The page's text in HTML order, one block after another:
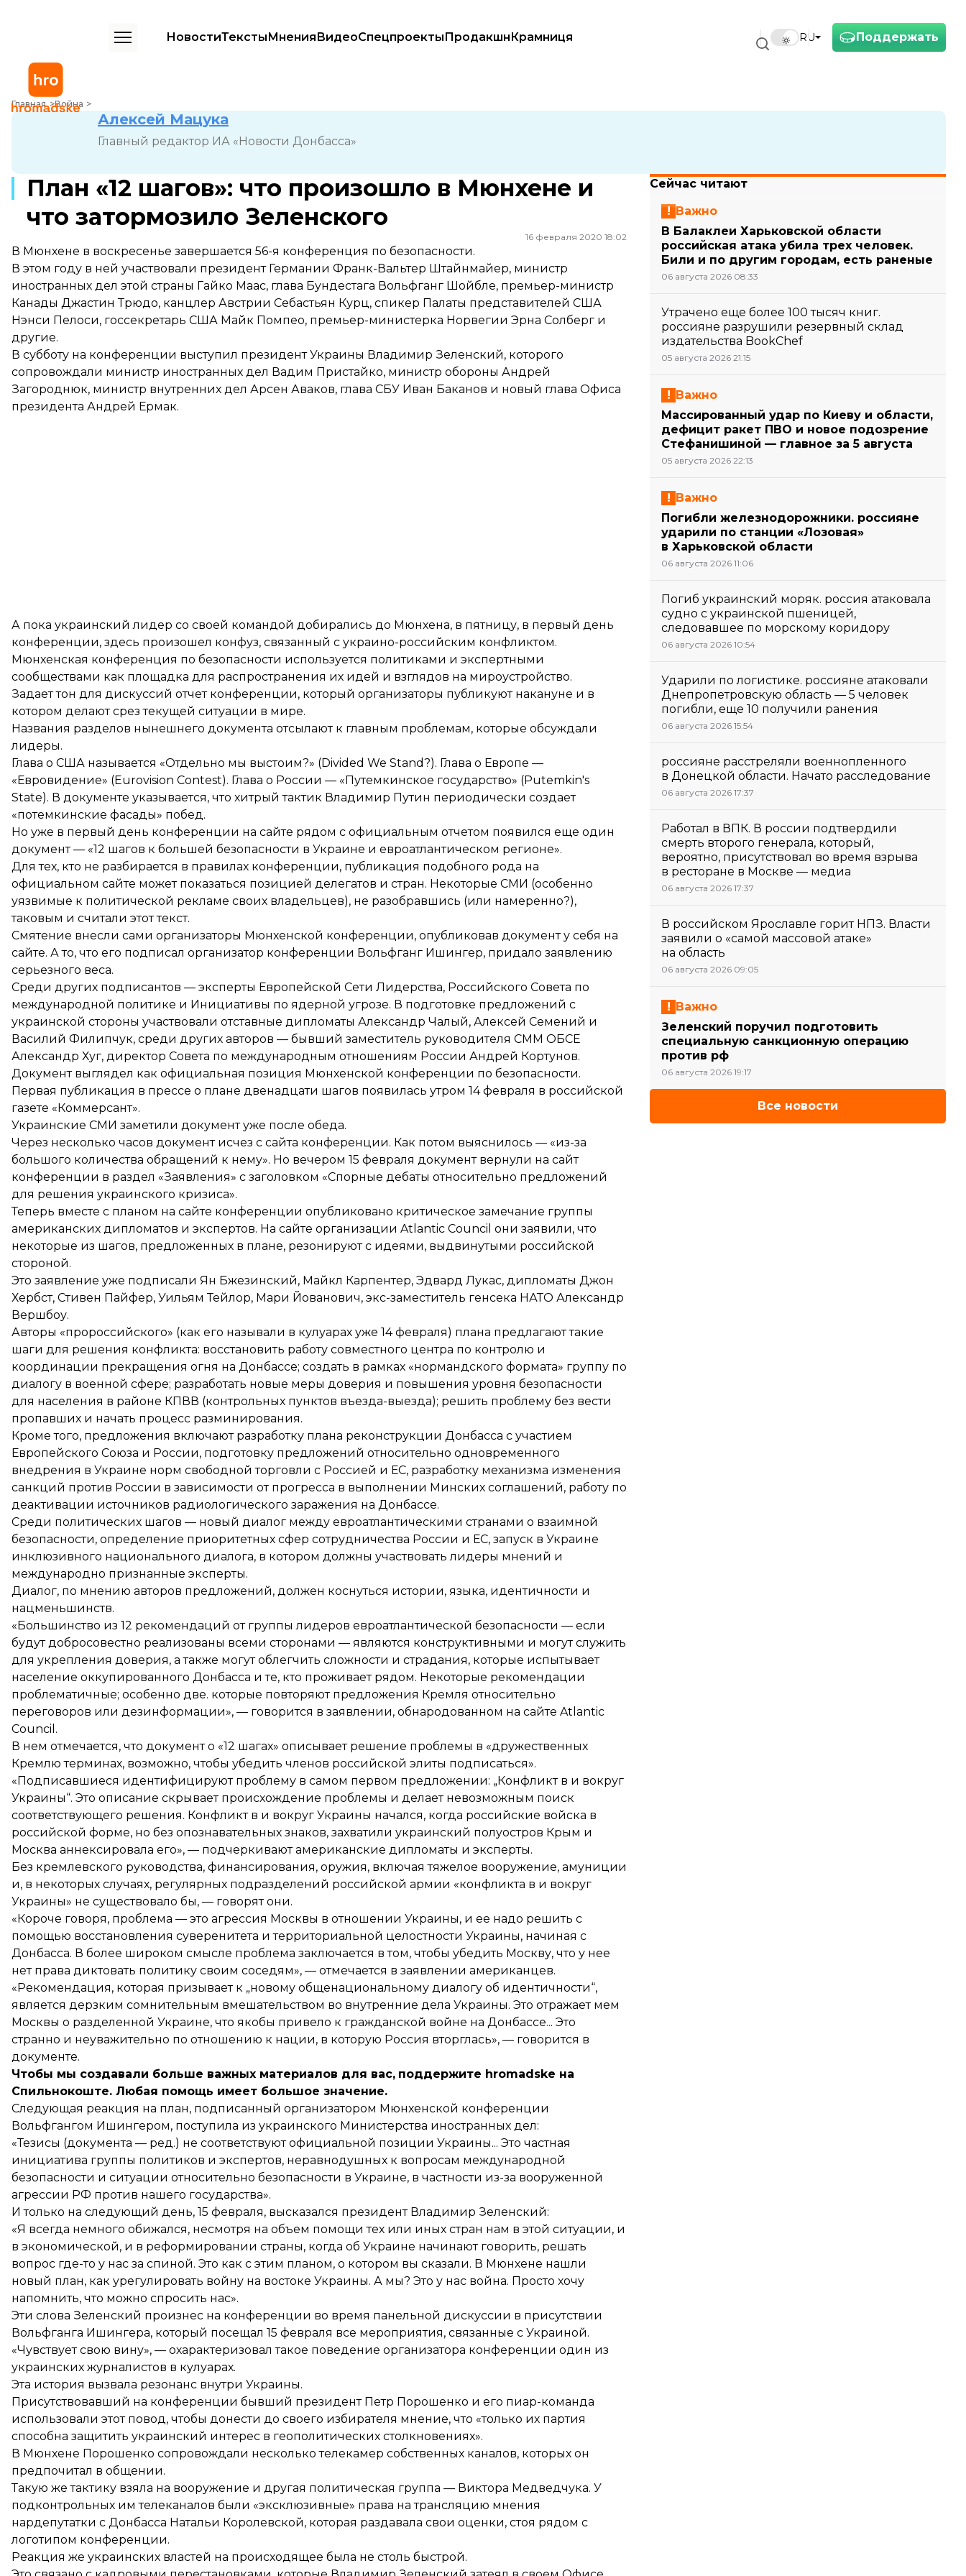
Поддержать
RU
НовостиТекстыМненияВидеоСпецпроектыПродакшнКрамниця
Главная Война
План «12 шагов»: что произошло в Мюнхене и что затормозило Зеленского
Алексей Мацука
Главный редактор ИА «Новости Донбасса»
План «12 шагов»: что произошло в Мюнхене и
что затормозило Зеленского
16 февраля 2020 18:02
В Мюнхене в воскресенье завершается 56-я конференция по безопасности.
В этом году в ней участвовали президент Германии Франк-Вальтер Штайнмайер, министр
иностранных дел этой страны Гайко Маас, глава Бундестага Вольфганг Шойбле, премьер-министр
Канады Джастин Трюдо, канцлер Австрии Себастьян Курц, спикер Палаты представителей США
Нэнси Пелоси, госсекретарь США Майк Помпео, премьер-министерка Норвегии Эрна Солберг и
другие.
В субботу на конференции выступил президент Украины Владимир Зеленский, которого
сопровождали министр иностранных дел Вадим Пристайко, министр обороны Андрей
Загороднюк, министр внутренних дел Арсен Аваков, глава СБУ Иван Баканов и новый глава Офиса
президента Андрей Ермак.
А пока украинский лидер со своей командой добирались до Мюнхена, в пятницу, в первый день
конференции, здесь произошел конфуз, связанный с украино-российским конфликтом.
Мюнхенская конференция по безопасности используется политиками и экспертными
сообществами как площадка для распространения их идей и взглядов на мироустройство.
Задает тон для дискуссий отчет конференции, который организаторы публикуют накануне и в
котором делают срез текущей ситуации в мире.
Названия разделов нынешнего документа отсылают к главным проблемам, которые обсуждали
лидеры.
Глава о США называется «Отдельно мы выстоим?» (Divided We Stand?). Глава о Европе —
«Евровидение» (Eurovision Contest). Глава о России — «Путемкинское государство» (Putemkin's
State). В документе указывается, что хитрый тактик Владимир Путин периодически создает
«потемкинские фасады» побед.
Но уже в первый день конференции на сайте рядом с официальным отчетом появился еще один
документ — «12 шагов к большей безопасности в Украине и евроатлантическом регионе».
Для тех, кто не разбирается в правилах конференции, публикация подобного рода на
официальном сайте может показаться позицией делегатов и стран. Некоторые СМИ (особенно
уязвимые к политической рекламе своих владельцев), не разобравшись (или намеренно?),
таковым и считали этот текст.
Смятение внесли сами организаторы Мюнхенской конференции, опубликовав документ у себя на
сайте. А то, что его подписал организатор конференции Вольфганг Ишингер, придало заявлению
серьезного веса.
Среди других подписантов — эксперты Европейской Сети Лидерства, Российского Совета по
международной политике и Инициативы по ядерной угрозе. В подготовке предложений с
украинской стороны участвовали отставные дипломаты Александр Чалый, Алексей Семений и
Василий Филипчук, среди других авторов — бывший заместитель руководителя СММ ОБСЕ
Александр Хуг, директор Совета по международным отношениям России Андрей Кортунов.
Документ выглядел как официальная позиция Мюнхенской конференции по безопасности.
Первая публикация в прессе о плане двенадцати шагов появилась утром 14 февраля в российской
газете «Коммерсант».
Украинские СМИ заметили документ уже после обеда.
Через несколько часов документ исчез с сайта конференции. Как потом выяснилось — «из-за
большого количества обращений к нему». Но вечером 15 февраля документ вернули на сайт
конференции в раздел «Заявления» с заголовком «Спорные дебаты относительно предложений
для решения украинского кризиса».
Теперь вместе с планом на сайте конференции опубликовано критическое замечание группы
американских дипломатов и экспертов. На сайте организации Atlantic Council они заявили, что
некоторые из шагов, предложенных в плане, резонируют с идеями, выдвинутыми российской
стороной.
Это заявление уже подписали Ян Бжезинский, Майкл Карпентер, Эдвард Лукас, дипломаты Джон
Хербст, Стивен Пайфер, Уильям Тейлор, Мари Йованович, экс-заместитель генсека НАТО Александр
Вершбоу.
Авторы «пророссийского» (как его называли в кулуарах уже 14 февраля) плана предлагают такие
шаги для решения конфликта: восстановить работу совместного центра по контролю и
координации прекращения огня на Донбассе; создать в рамках «нормандского формата» группу по
диалогу в военной сфере; разработать новые меры доверия и повышения уровня безопасности
для населения в районе КПВВ (контрольных пунктов въезда-выезда); решить проблему без вести
пропавших и начать процесс разминирования.
Кроме того, предложения включают разработку плана реконструкции Донбасса с участием
Европейского Союза и России, подготовку предложений относительно одновременного
внедрения в Украине норм свободной торговли с Россией и ЕС, разработку механизма изменения
санкций против России в зависимости от прогресса в выполнении Минских соглашений, работу по
деактивации источников радиологического заражения на Донбассе.
Среди политических шагов — новый диалог между евроатлантическими странами о взаимной
безопасности, определение приоритетных сфер сотрудничества России и ЕС, запуск в Украине
инклюзивного национального диалога, в котором должны участвовать лидеры мнений и
международно признанные эксперты.
Диалог, по мнению авторов предложений, должен коснуться истории, языка, идентичности и
нацменьшинств.
«Большинство из 12 рекомендаций от группы лидеров евроатлантической безопасности — если
будут добросовестно реализованы всеми сторонами — являются конструктивными и могут служить
для укрепления доверия, а также могут облегчить сложности и страдания, которые испытывает
население оккупированного Донбасса и те, кто проживает рядом. Некоторые рекомендации
проблематичные; особенно две. которые повторяют предложения Кремля относительно
переговоров или дезинформации», — говорится в заявлении, обнародованном на сайте Atlantic
Council.
В нем отмечается, что документ о «12 шагах» описывает решение проблемы в «дружественных
Кремлю терминах, возможно, чтобы убедить членов российской элиты подписаться».
«Подписавшиеся идентифицируют проблему в самом первом предложении: „Конфликт в и вокруг
Украины“. Это описание скрывает происхождение проблемы и делает невозможным поиск
соответствующего решения. Конфликт в и вокруг Украины начался, когда российские войска в
российской форме, но без опознавательных знаков, захватили украинский полуостров Крым и
Москва аннексировала его», — подчеркивают американские дипломаты и эксперты.
Без кремлевского руководства, финансирования, оружия, включая тяжелое вооружение, амуниции
и, в некоторых случаях, регулярных подразделений российской армии «конфликта в и вокруг
Украины» не существовало бы, — говорят они.
«Короче говоря, проблема — это агрессия Москвы в отношении Украины, и ее надо решить с
помощью восстановления суверенитета и территориальной целостности Украины, начиная с
Донбасса. В более широком смысле проблема заключается в том, чтобы убедить Москву, что у нее
нет права диктовать политику своим соседям», — отмечается в заявлении американцев.
«Рекомендация, которая призывает к „новому общенациональному диалогу об идентичности“,
является дерзким сомнительным вмешательством во внутренние дела Украины. Это отражает мем
Москвы о разделенной Украине, что якобы привело к гражданской войне на Донбассе... Это
странно и неуважительно по отношению к нации, в которую Россия вторглась», — говорится в
документе.
Чтобы мы создавали больше важных материалов для вас, поддержите hromadske на
Спильнокоште. Любая помощь имеет большое значение.
Следующая реакция на план, подписанный организатором Мюнхенской конференции
Вольфгангом Ишингером, поступила из украинского Министерства иностранных дел:
«Тезисы (документа — ред.) не соответствуют официальной позиции Украины... Это частная
инициатива группы политиков и экспертов, неравнодушных к вопросам международной
безопасности и ситуации относительно безопасности в Украине, в частности из-за вооруженной
агрессии РФ против нашего государства».
И только на следующий день, 15 февраля, высказался президент Владимир Зеленский:
«Я всегда немного обижался, несмотря на объем помощи тех или иных стран нам в этой ситуации, и
в экономической, и в реформировании страны, когда об Украине начинают говорить, решать
вопрос где-то у нас за спиной. Это как с этим планом, о котором вы сказали. В Мюнхене нашли
новый план, как урегулировать войну на востоке Украины. А мы? Это у нас война. Просто хочу
напомнить, что можно спросить нас».
Эти слова Зеленский произнес на конференции во время панельной дискуссии в присутствии
Вольфганга Ишингера, который посещал 15 февраля все мероприятия, связанные с Украиной.
«Чувствует свою вину», — охарактеризовал такое поведение организатора конференции один из
украинских журналистов в кулуарах.
Эта история вызвала резонанс внутри Украины.
Присутствовавший на конференции бывший президент Петр Порошенко и его пиар-команда
использовали этот повод, чтобы донести до своего избирателя мнение, что «только их партия
способна защитить украинский интерес в геополитических столкновениях».
В Мюнхене Порошенко сопровождали несколько телекамер собственных каналов, которых он
предпочитал в общении.
Такую же тактику взяла на вооружение и другая политическая группа — Виктора Медведчука. У
подконтрольных им телеканалов были «эксклюзивные» права на трансляцию мнения
нардепутатки с Донбасса Натальи Королевской, которая раздавала свои оценки, стоя рядом с
логотипом конференции.
Реакция же украинских властей на происходящее была не столь быстрой.
Сейчас читают
Важно
В Балаклеи Харьковской области
российская атака убила трех человек.
Били и по другим городам, есть раненые
06 августа 2026 08:33
Утрачено еще более 100 тысяч книг.
россияне разрушили резервный склад
издательства BookChef
05 августа 2026 21:15
Важно
Массированный удар по Киеву и области,
дефицит ракет ПВО и новое подозрение
Стефанишиной — главное за 5 августа
05 августа 2026 22:13
Важно
Погибли железнодорожники. россияне
ударили по станции «Лозовая»
в Харьковской области
06 августа 2026 11:06
Погиб украинский моряк. россия атаковала
судно с украинской пшеницей,
следовавшее по морскому коридору
06 августа 2026 10:54
Ударили по логистике. россияне атаковали
Днепропетровскую область — 5 человек
погибли, еще 10 получили ранения
06 августа 2026 15:54
россияне расстреляли военнопленного
в Донецкой области. Начато расследование
06 августа 2026 17:37
Работал в ВПК. В россии подтвердили
смерть второго генерала, который,
вероятно, присутствовал во время взрыва
в ресторане в Москве — медиа
06 августа 2026 17:37
В российском Ярославле горит НПЗ. Власти
заявили о «самой массовой атаке»
на область
06 августа 2026 09:05
Важно
Зеленский поручил подготовить
специальную санкционную операцию
против рф
06 августа 2026 19:17
Все новости